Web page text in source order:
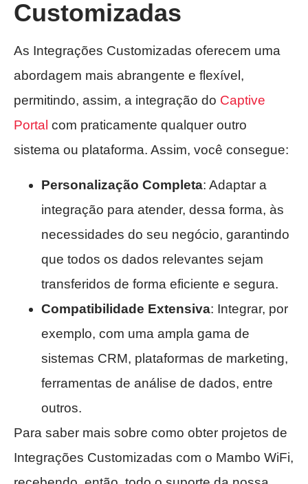
Customizadas
As Integrações Customizadas oferecem uma
abordagem mais abrangente e flexível,
permitindo, assim, a integração do Captive
Portal com praticamente qualquer outro
sistema ou plataforma. Assim, você consegue:
Personalização Completa: Adaptar a
integração para atender, dessa forma, às
necessidades do seu negócio, garantindo
que todos os dados relevantes sejam
transferidos de forma eficiente e segura.
Compatibilidade Extensiva: Integrar, por
exemplo, com uma ampla gama de
sistemas CRM, plataformas de marketing,
ferramentas de análise de dados, entre
outros.
Para saber mais sobre como obter projetos de
Integrações Customizadas com o Mambo WiFi,